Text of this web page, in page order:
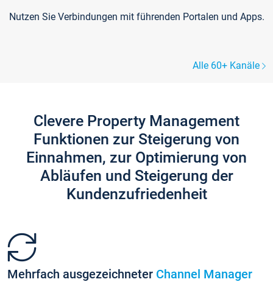
Nutzen Sie Verbindungen mit führenden Portalen und Apps.
Alle 60+ Kanäle
Clevere Property Management
Funktionen zur Steigerung von
Einnahmen, zur Optimierung von
Abläufen und Steigerung der
Kundenzufriedenheit
Mehrfach ausgezeichneter Channel Manager